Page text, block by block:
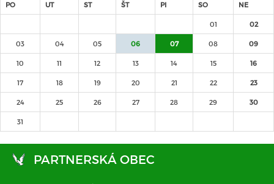
PO UT ST ŠT PI SO NE
01 02
03 04 05 06 07 08 09
10 11 12 13 14 15 16
17 18 19 20 21 22 23
24 25 26 27 28 29 30
31
PARTNERSKÁ OBEC